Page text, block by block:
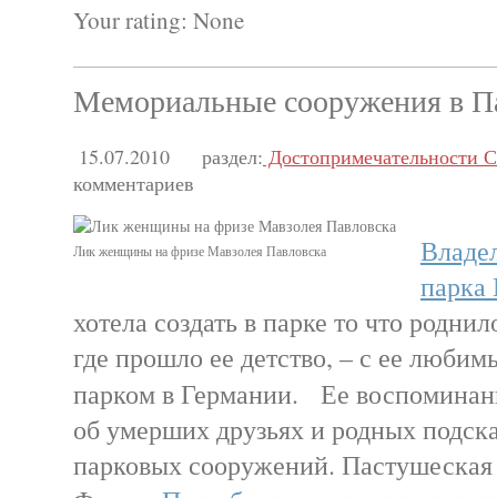
Your rating: None
Мемориальные сооружения в
15.07.2010 раздел: Достопримечательности
комментариев
Лик женщины на фризе Мавзолея Павловска
хотела создать в парке то что
где прошло ее детство, – с ее
парком в Германии. Ее
об умерших друзьях и родных
парковых сооружений.